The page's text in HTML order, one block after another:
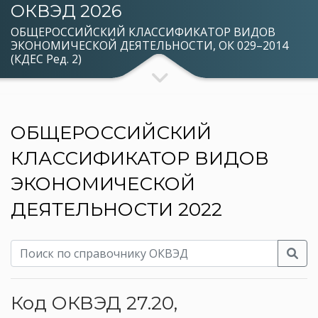
ОКВЭД 2026
ОБЩЕРОССИЙСКИЙ КЛАССИФИКАТОР ВИДОВ
ЭКОНОМИЧЕСКОЙ ДЕЯТЕЛЬНОСТИ, ОК 029–2014
(КДЕС Ред. 2)
ОБЩЕРОССИЙСКИЙ
КЛАССИФИКАТОР ВИДОВ
ЭКОНОМИЧЕСКОЙ
ДЕЯТЕЛЬНОСТИ 2022
Код ОКВЭД 27.20,